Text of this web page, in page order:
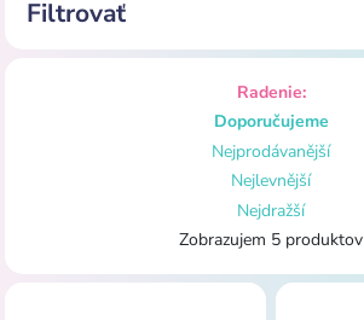
Filtrovať
Radenie:
Doporučujeme
Nejprodávanější
Nejlevnější
Nejdražší
Zobrazujem 5 produktov